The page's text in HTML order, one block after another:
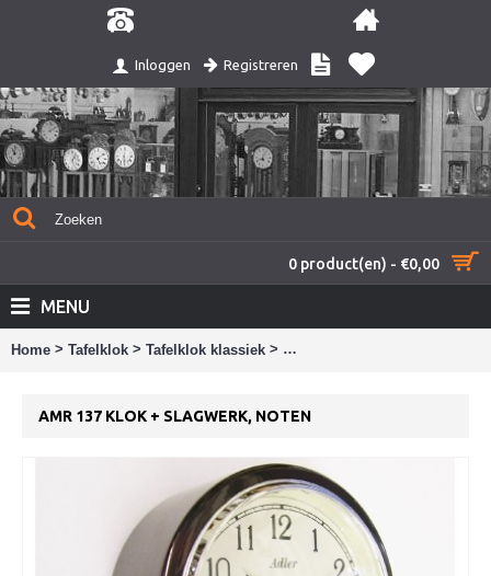
Inloggen Registreren
0 product(en) - €0,00
MENU
Home > Tafelklok > Tafelklok klassiek > AMR 137 Klok + slagwerk,
AMR 137 KLOK + SLAGWERK, NOTEN